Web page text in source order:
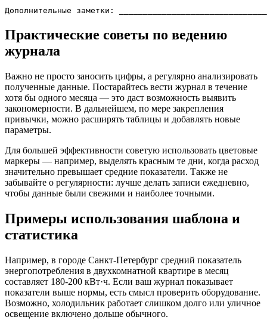
Практические советы по ведению
журнала
Важно не просто заносить цифры, а регулярно анализировать
полученные данные. Постарайтесь вести журнал в течение
хотя бы одного месяца — это даст возможность выявить
закономерности. В дальнейшем, по мере закрепления
привычки, можно расширять таблицы и добавлять новые
параметры.
Для большей эффективности советую использовать цветовые
маркеры — например, выделять красным те дни, когда расход
значительно превышает средние показатели. Также не
забывайте о регулярности: лучше делать записи ежедневно,
чтобы данные были свежими и наиболее точными.
Примеры использования шаблона и
статистика
Например, в городе Санкт-Петербург средний показатель
энергопотребления в двухкомнатной квартире в месяц
составляет 180-200 кВт·ч. Если ваш журнал показывает
показатели выше нормы, есть смысл проверить оборудование.
Возможно, холодильник работает слишком долго или уличное
освещение включено дольше обычного.